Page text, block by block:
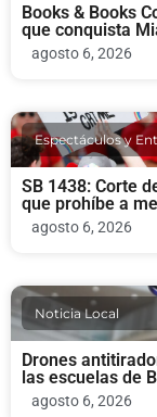
Books & Books
que conquista
agosto 6, 2026
Espectáculos y
SB 1438: Corte
que prohíbe a
agosto 6, 2026
Noticia Local
Drones
las escuelas de
agosto 6, 2026